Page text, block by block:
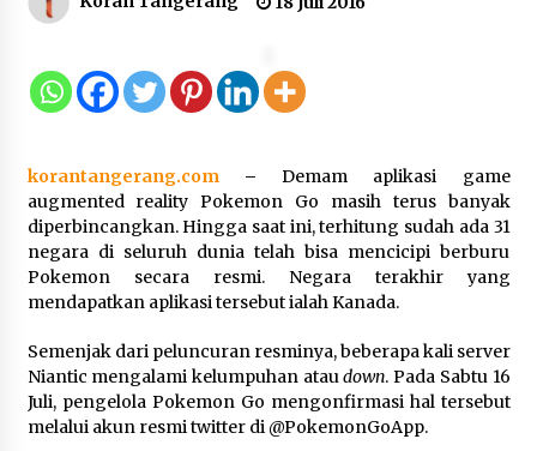
Pendalaman Materi Penyusunan
Produk Hukum Daerah
Kemenkum Malut Harmonisasi
Rancangan Perbup Pengadaan
Barang dan Jasa pada BUMD
Halteng
7 Agustus 2026
Kemenkum Malut Ikuti ‘Pasti Ada
Solusi’, Menkum Dorong
Transformasi Digital
korantangerang.com– Demam aplikasi game
augmented reality Pokemon Go masih terus banyak
diperbincangkan. Hingga saat ini, terhitung sudah ada 31
negara di seluruh dunia telah bisa mencicipi berburu
Pokemon secara resmi. Negara terakhir yang
mendapatkan aplikasi tersebut ialah Kanada.
Semenjak dari peluncuran resminya, beberapa kali server
Niantic mengalami kelumpuhan ataudown. Pada Sabtu 16
Juli, pengelola Pokemon Go mengonfirmasi hal tersebut
melalui akun resmi twitter di @PokemonGoApp.